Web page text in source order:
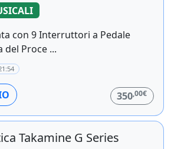
con 9 Interruttori a Pedale
del Proce ...
350,00€
Takamine G Series